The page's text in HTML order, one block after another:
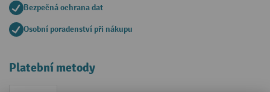
Bezpečná ochrana dat
Osobní poradenství při nákupu
Platební metody